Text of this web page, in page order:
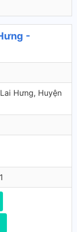
-
Hưng, Huyện